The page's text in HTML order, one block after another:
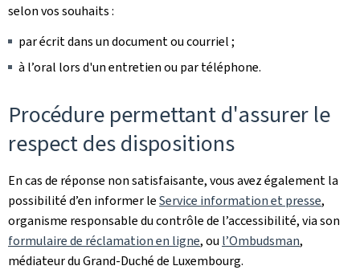
selon vos souhaits :
par écrit dans un document ou courriel ;
à l’oral lors d'un entretien ou par téléphone.
Procédure permettant d'assurer le
respect des dispositions
En cas de réponse non satisfaisante, vous avez également la
possibilité d’en informer leService information et presse,
organisme responsable du contrôle de l’accessibilité, via son
formulaire de réclamation en ligne, ou l’Ombudsman,
médiateur du Grand-Duché de Luxembourg.